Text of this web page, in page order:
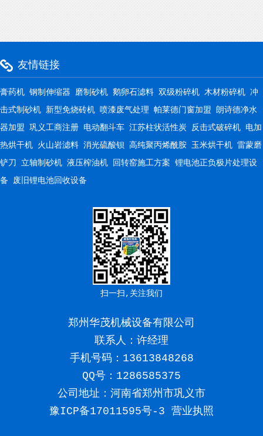
友情链接
膏药机 钢制伸缩器 磨制砂机 鹅卵石滤料 双级粉碎机 木材粉碎机 冲
击式制砂机 新型免烧砖机 喷漆废气处理 帕莱德门窗加盟
朗诗德净水
器加盟 巩义工商注册 电动翻斗车 江苏柱状活性炭 反击式破碎机 电加
热烘干机 火山岩滤料 消光硫酸钡 高纯聚丙烯酰胺 玉米烘干机 雷蒙磨
铲刀
立轴制砂机 液压榨油机 回转窑施工方案 锂电池正负极片处理设
备
废旧锂电池回收设备
扫一扫,关注我们
郑州华茂机械设备有限公司
联系人：许经理
手机号码： 13613848268
QQ号：1286585375
公司地址：河南省郑州市巩义市
豫ICP备17011595号-3 营业执照